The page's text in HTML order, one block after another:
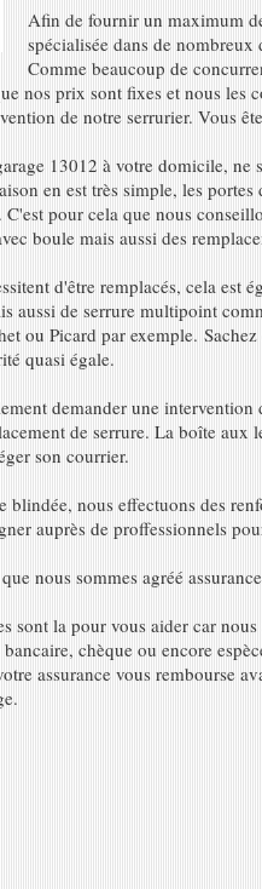
Afin de fournir un maximum
spécialisée dans de
Comme beaucoup de
nos prix sont fixes et nous les
de notre serrurier. Vous
13012 à votre domicile,
en est très simple, les
pour cela que nous
boule mais aussi des
d'être remplacés, cela
aussi de serrure multipoint
ou Picard par exemple.
quasi égale.
demander une
de serrure. La boîte
son courrier.
blindée, nous effectuons des
auprès de proffessionnels
nous sommes agréé
sont la pour vous aider car
chèque ou encore
assurance vous rembourse